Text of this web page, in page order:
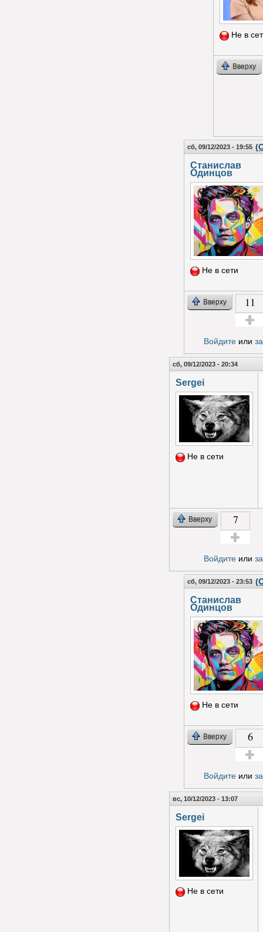
Не в
Вверху
сб, 09/12/2023 - 19:55
Станислав
Одинцов
Не в сети
Вверху 11
Войдитеили
сб, 09/12/2023 - 20:34
Sergei
Не в сети
Вверху 7
Войдитеили
сб, 09/12/2023 - 23:53
Станислав
Одинцов
Не в сети
Вверху 6
Войдитеили
вс, 10/12/2023 - 13:07
Sergei
Не в сети